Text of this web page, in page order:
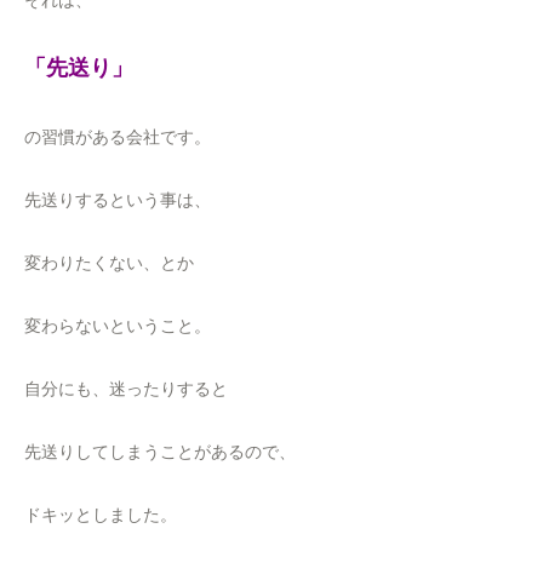
「先送り」
の習慣がある会社です。
先送りするという事は、
変わりたくない、とか
変わらないということ。
自分にも、迷ったりすると
先送りしてしまうことがあるので、
ドキッとしました。